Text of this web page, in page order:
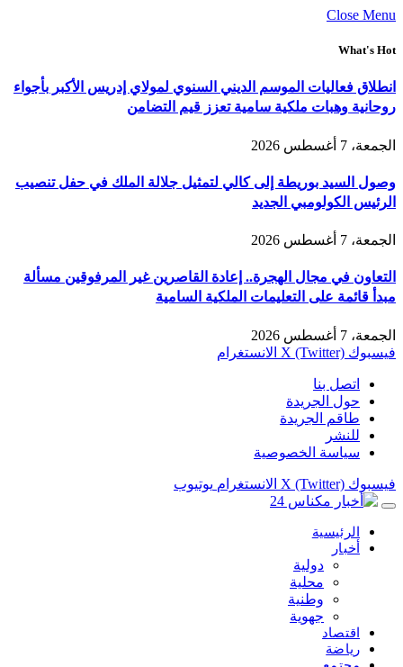
Close Menu
What's Hot
انطلاق فعاليات الموسم الديني السنوي لمولاي إدريس الأكبر بأجواء
روحانية وهبات ملكية سامية تعزز قيم التضامن
الجمعة، 7 أغسطس 2026
وصول السيد بوريطة إلى كالي لتمثيل جلالة الملك في حفل تنصيب
الرئيس الكولومبي الجديد
الجمعة، 7 أغسطس 2026
التعاون في مجال الهجرة.. إعادة القاصرين غير المرفوقين مسألة
مبدأ قائمة على التعليمات الملكية السامية
الجمعة، 7 أغسطس 2026
فيسبوك X (Twitter) الانستغرام
اتصل بنا
حول الجريدة
طاقم الجريدة
للنشر
سياسة الخصوصية
فيسبوك X (Twitter) الانستغرام يوتيوب
الرئيسية
أخبار
دولية
محلية
وطنية
جهوية
اقتصاد
رياضة